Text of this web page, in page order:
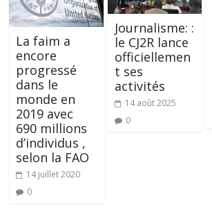
La faim a
encore
progressé
dans le
monde en
2019 avec
690 millions
d’individus ,
selon la FAO
14 juillet 2020
0
Journalisme: :
le CJ2R lance
officiellemen
t ses
activités
14 août 2025
0